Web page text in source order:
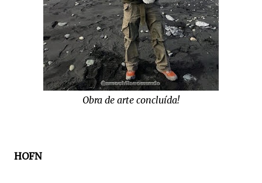
Obra de arte concluída!
HOFN